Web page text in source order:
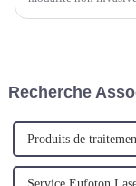
ce qu'on appelle le
Recherche
Produits de